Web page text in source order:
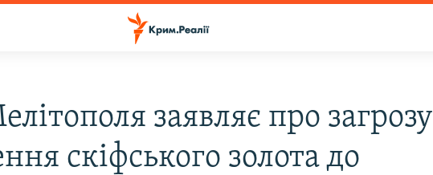
заявляє про загрозу
скіфського золота до